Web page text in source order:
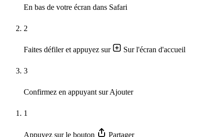
En bas de votre écran dans Safari
2
Faites défiler et appuyez sur Sur l'écran d'accueil
3
Confirmez en appuyant surAjouter
1
Appuyez sur le bouton Partager